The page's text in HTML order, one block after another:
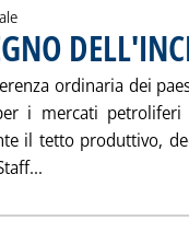
ordinaria dei
i mercati
il tetto produttivo,